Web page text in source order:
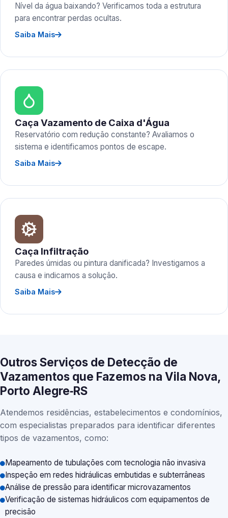
Nível da água baixando? Verificamos toda a estrutura
para encontrar perdas ocultas.
Saiba Mais
Caça Vazamento de Caixa d'Água
Reservatório com redução constante? Avaliamos o
sistema e identificamos pontos de escape.
Saiba Mais
Caça Infiltração
Paredes úmidas ou pintura danificada? Investigamos a
causa e indicamos a solução.
Saiba Mais
Outros Serviços de Detecção de
Vazamentos que Fazemos na Vila Nova,
Porto Alegre‑RS
Atendemos residências, estabelecimentos e condomínios,
com especialistas preparados para identificar diferentes
tipos de vazamentos, como:
Mapeamento de tubulações com tecnologia não invasiva
Inspeção em redes hidráulicas embutidas e subterrâneas
Análise de pressão para identificar microvazamentos
Verificação de sistemas hidráulicos com equipamentos de
precisão